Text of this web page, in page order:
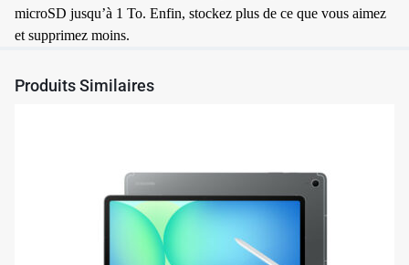
microSD jusqu’à 1 To. Enfin, stockez plus de ce que vous aimez
et supprimez moins.
Produits Similaires